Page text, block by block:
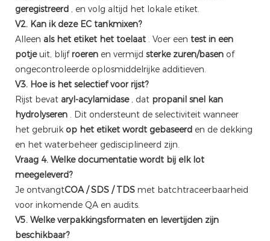
geregistreerd , en volg altijd het lokale etiket.
V2. Kan ik deze EC tankmixen?
Alleen als het etiket het toelaat . Voer een test in een
potjeuit, blijfroeren en vermijd sterke zuren/basen of
ongecontroleerde oplosmiddelrijke additieven.
V3. Hoe is het selectief voor rijst?
Rijst bevat aryl-acylamidase, dat propanil snel kan
hydrolyseren . Dit ondersteunt de selectiviteit wanneer
het gebruik op het etiket wordt gebaseerd en de dekking
en het waterbeheer gedisciplineerd zijn.
Vraag 4. Welke documentatie wordt bij elk lot
meegeleverd?
Je ontvangtCOA / SDS / TDS met batchtraceerbaarheid
voor inkomende QA en audits.
V5. Welke verpakkingsformaten en levertijden zijn
beschikbaar?